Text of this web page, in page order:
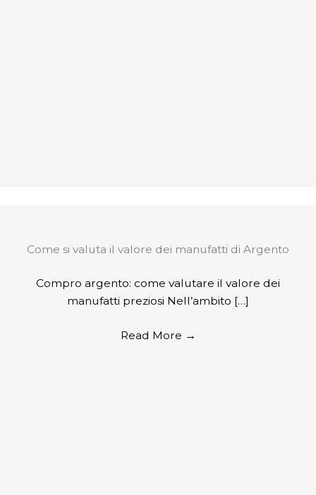
Come si valuta il valore dei manufatti di Argento
Compro argento: come valutare il valore dei
manufatti preziosi Nell’ambito […]
Read More →